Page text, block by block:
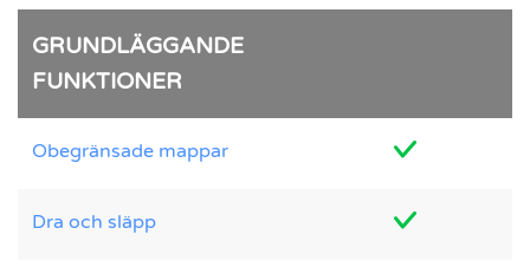
GRUNDLÄGGANDE
FUNKTIONER
Obegränsade mappar
Dra och släpp